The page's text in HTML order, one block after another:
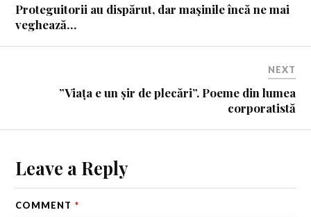
Proteguitorii au dispărut, dar maşinile încă ne mai
veghează…
NEXT
”Viața e un șir de plecări”. Poeme din lumea
corporatistă
Leave a Reply
COMMENT *